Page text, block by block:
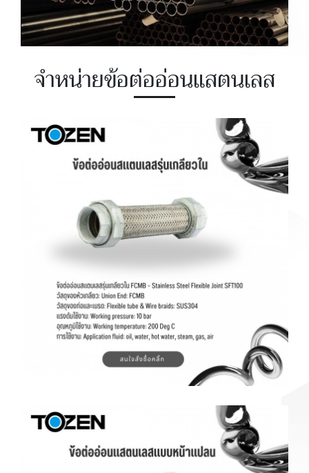
จำหน่ายข้อต่ออ่อนแสตนเลส